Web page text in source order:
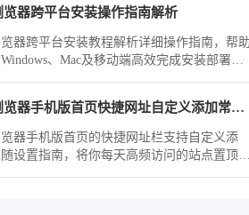
览器跨平台安装操作指南解析
器跨平台安装教程解析详细操作指南，帮助
、Mac及移动端高效完成安装部署，
百度浏览器手机版首页快捷网址自定义添加常用站点
器手机版首页的快捷网址栏支持自定义添
设置指南，将你每天高频访问的站点置顶，